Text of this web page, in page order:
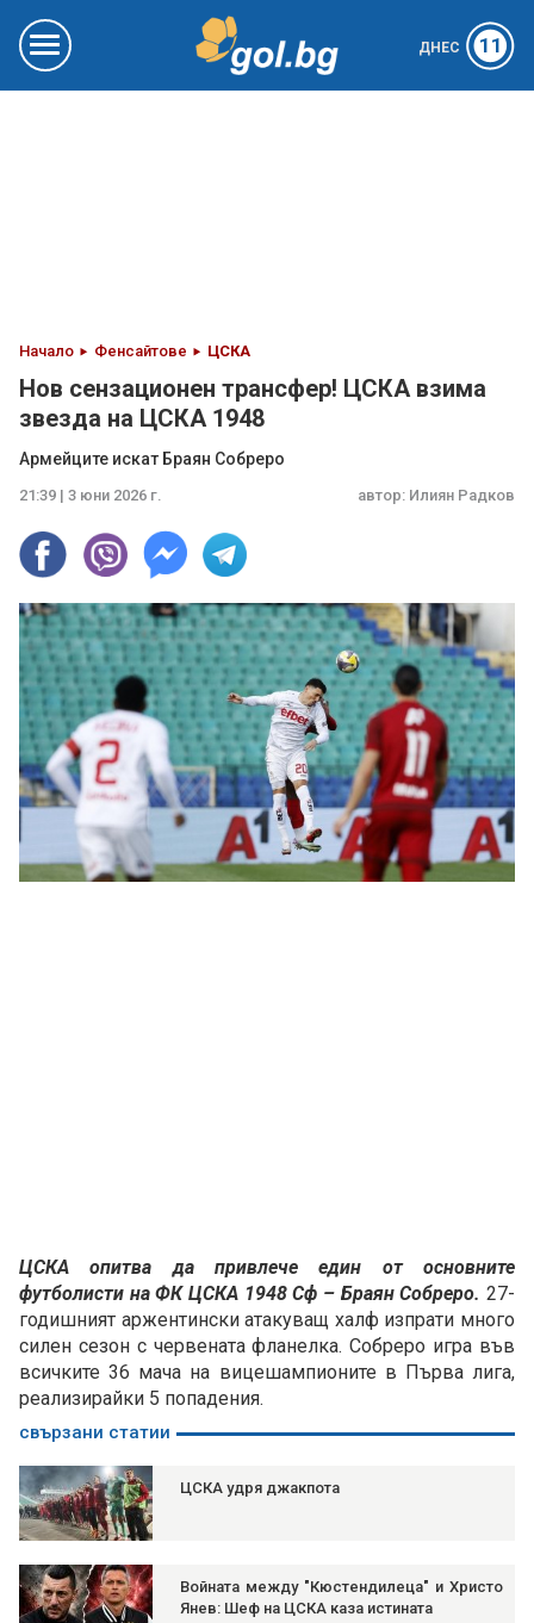
ДНЕС 11
Начало Фенсайтове ЦСКА
Нов сензационен трансфер! ЦСКА взима
звезда на ЦСКА 1948
Армейците искат Браян Собреро
21:39 | 3 юни 2026 г. автор: Илиян Радков
ЦСКА oпитва да привлече един от основните
футболисти на ФК ЦСКА 1948 Сф – Браян Собреро. 27-
годишният аржентински атакуващ халф изпрати много
силен сезон с червената фланелка. Собреро игра във
всичките 36 мача на вицешампионите в Първа лига,
реализирайки 5 попадения.
свързани статии
ЦСКА удря джакпота
Войната между "Кюстендилеца" и Христо
Янев: Шеф на ЦСКА каза истината